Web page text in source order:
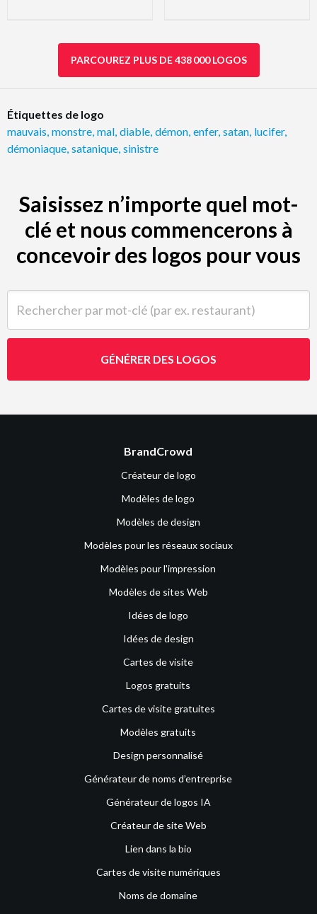
PARCOUREZ PLUS DE 438 000 LOGOS
Étiquettes de logo
mauvais monstre mal diable démon enfer, satan lucifer,
démoniaque satanique sinistre
Saisissez n’importe quel mot-
clé et nous commencerons à
concevoir des logos pour vous
GÉNÉRER DES LOGOS
BrandCrowd
Créateur de logo
Modèles de logo
Modèles de design
Modèles pour les réseaux sociaux
Modèles pour l'impression
Modèles de sites Web
Idées de logo
Idées de design
Cartes de visite
Logos gratuits
Cartes de visite gratuites
Modèles gratuits
Design personnalisé
Générateur de noms d’entreprise
Générateur de logos IA
Créateur de site Web
Lien dans la bio
Cartes de visite numériques
Noms de domaine